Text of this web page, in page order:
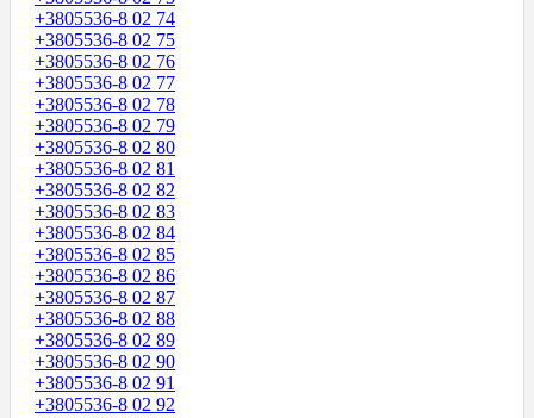
+3805536-8 02 74
+3805536-8 02 75
+3805536-8 02 76
+3805536-8 02 77
+3805536-8 02 78
+3805536-8 02 79
+3805536-8 02 80
+3805536-8 02 81
+3805536-8 02 82
+3805536-8 02 83
+3805536-8 02 84
+3805536-8 02 85
+3805536-8 02 86
+3805536-8 02 87
+3805536-8 02 88
+3805536-8 02 89
+3805536-8 02 90
+3805536-8 02 91
+3805536-8 02 92